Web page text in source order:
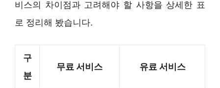
비스의 차이점과 고려해야 할 사항을 상세한 표
로 정리해 봤습니다.
구
분
무료 서비스 유료 서비스